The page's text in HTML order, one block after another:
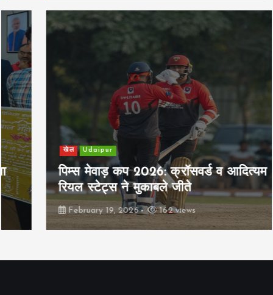
खेल Udaipur
पिम्स मेवाड़ कप 2026: क्रॉसवर्ड व आदित्यम
रियल स्टेट्स ने मुकाबले जीते
February 19, 2026 162 views